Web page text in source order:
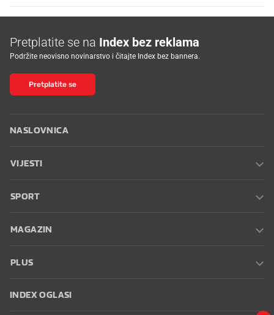
Pretplatite se na Index bez reklama
Podržite neovisno novinarstvo i čitajte Index bez bannera.
Pretplatite se
NASLOVNICA
VIJESTI
SPORT
MAGAZIN
PLUS
INDEX OGLASI